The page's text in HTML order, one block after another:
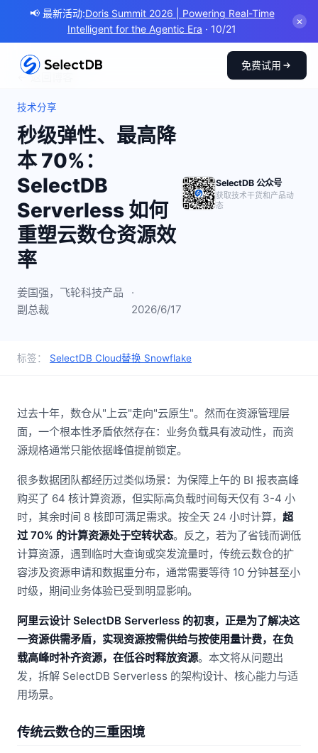
📢 最新活动:Doris Summit 2026 | Powering Real-Time
Intelligent for the Agentic Era · 10/21
✕
免费试用
← 返回博客
技术分享
秒级弹性、最高降
本 70%：
SelectDB
Serverless 如何
重塑云数仓资源效
率
姜国强，飞轮科技产品
副总裁
·
2026/6/17
SelectDB 公众号
获取技术干货和产品动
态
标签： SelectDB Cloud替换 Snowflake
过去十年，数仓从"上云"走向"云原生"。然而在资源管理层
面，一个根本性矛盾依然存在：业务负载具有波动性，而资
源规格通常只能依据峰值提前锁定。
很多数据团队都经历过类似场景：为保障上午的 BI 报表高峰
购买了 64 核计算资源，但实际高负载时间每天仅有 3-4 小
时，其余时间 8 核即可满足需求。按全天 24 小时计算， 超
过 70% 的计算资源处于空转状态。反之，若为了省钱而调低
计算资源，遇到临时大查询或突发流量时，传统云数仓的扩
容涉及资源申请和数据重分布，通常需要等待 10 分钟甚至小
时级，期间业务体验已受到明显影响。
阿里云设计 SelectDB Serverless 的初衷，正是为了解决这
一资源供需矛盾，实现资源按需供给与按使用量计费，在负
载高峰时补齐资源，在低谷时释放资源。本文将从问题出
发，拆解 SelectDB Serverless 的架构设计、核心能力与适
用场景。
传统云数仓的三重困境